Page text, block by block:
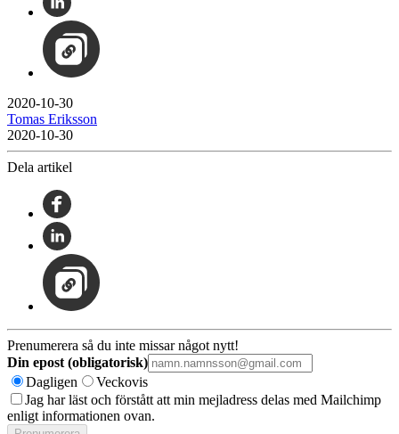
2020-10-30
Tomas Eriksson
2020-10-30
Dela artikel
Prenumerera så du inte missar något nytt!
Din epost (obligatorisk)
Dagligen
Veckovis
Jag har läst och förstått att min mejladress delas med Mailchimp
enligt informationen ovan.